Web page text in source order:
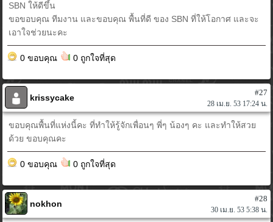
SBN ให้ดีขึ้น
ขอขอบคุณ ทีมงาน และขอบคุณ พื้นที่ดี ของ SBN ที่ให้โอกาศ และจะ
เอาใจช่วยนะคะ
0 ขอบคุณ 0 ถูกใจที่สุด
krissycake
#27
28 เม.ย. 53 17:24 น.
ขอบคุณพื้นที่แห่งนี้คะ ที่ทำให้รู้จักเพื่อนๆ พี่ๆ น้องๆ คะ และทำให้สวย
ด้วย ขอบคุณคะ
0 ขอบคุณ 0 ถูกใจที่สุด
nokhon
#28
30 เม.ย. 53 5:38 น.